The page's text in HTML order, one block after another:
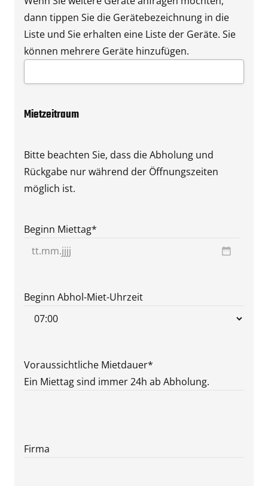
dann tippen Sie die Gerätebezeichnung in die
Liste und Sie erhalten eine Liste der Geräte. Sie
können mehrere Geräte hinzufügen.
Mietzeitraum
Bitte beachten Sie, dass die Abholung und
Rückgabe nur während der Öffnungszeiten
möglich ist.
Beginn Miettag*
TT
MM
Beginn Abhol-Miet-Uhrzeit
Voraussichtliche Mietdauer*
Ein Miettag sind immer 24h ab Abholung.
Firma